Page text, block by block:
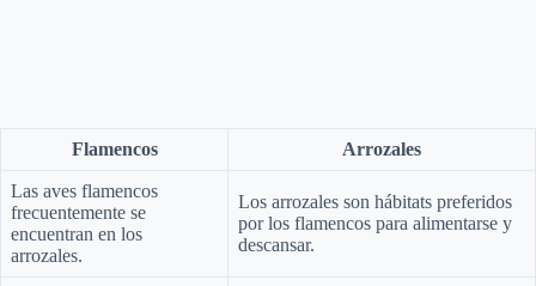
Flamencos Arrozales
Las aves flamencos
frecuentemente se
encuentran en los
arrozales.
Los arrozales son hábitats preferidos
por los flamencos para alimentarse y
descansar.